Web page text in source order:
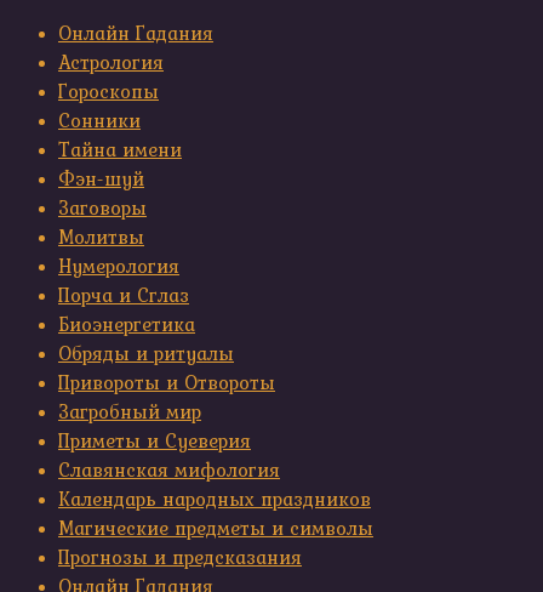
Онлайн Гадания
Астрология
Гороскопы
Сонники
Тайна имени
Фэн-шуй
Заговоры
Молитвы
Нумерология
Порча и Сглаз
Биоэнергетика
Обряды и ритуалы
Привороты и Отвороты
Загробный мир
Приметы и Суеверия
Славянская мифология
Календарь народных праздников
Магические предметы и символы
Прогнозы и предсказания
Онлайн Гадания